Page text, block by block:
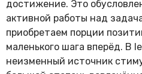
достижение. Это
активной работы над
приобретаем порции
маленького шага вперёд. В
неизменный источник